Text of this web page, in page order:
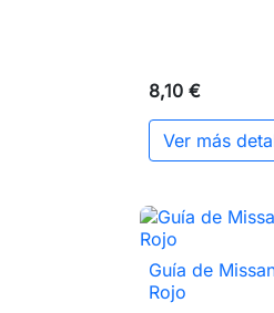
8,10 €
Ver más

Guía de
Rojo